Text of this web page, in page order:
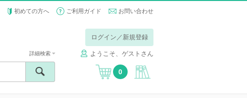
初めての方へ ご利用ガイド お問い合わせ
ログイン／新規登録
ようこそ、ゲストさん
詳細検索
0